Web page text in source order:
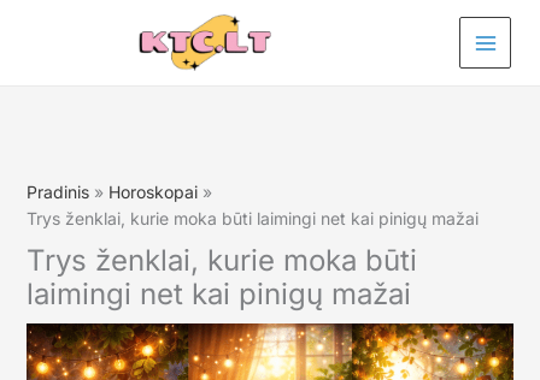
Pradinis
Horoskopai
Trys ženklai, kurie moka būti laimingi net kai pinigų mažai
Trys ženklai, kurie moka būti
laimingi net kai pinigų mažai